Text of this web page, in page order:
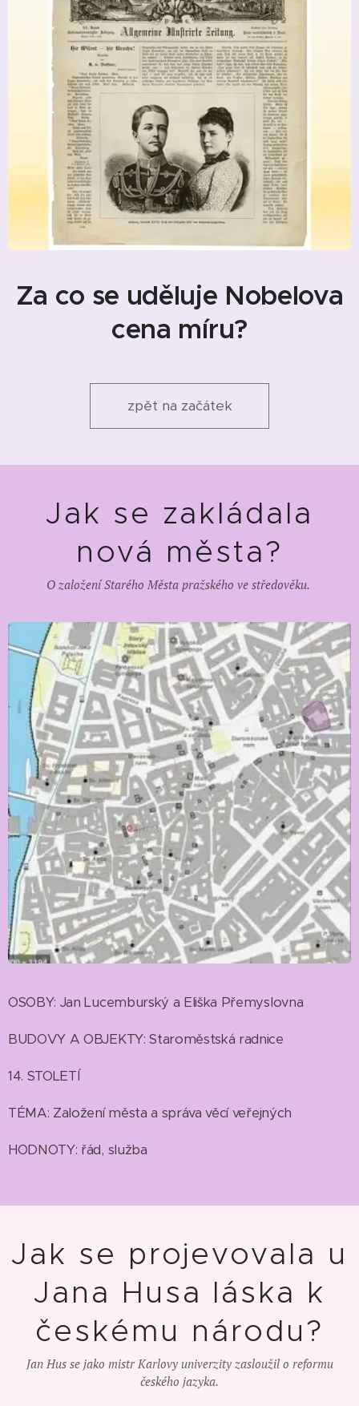
Za co se uděluje Nobelova
cena míru?
zpět na začátek
Jak se zakládala
nová města?
O založení Starého Města pražského ve středověku.
OSOBY: Jan Lucemburský a Eliška Přemyslovna
BUDOVY A OBJEKTY: Staroměstská radnice
14. STOLETÍ
TÉMA: Založení města a správa věcí veřejných
HODNOTY: řád, služba
Jak se projevovala u
Jana Husa láska k
českému národu?
Jan Hus se jako mistr Karlovy univerzity zasloužil o reformu
českého jazyka.